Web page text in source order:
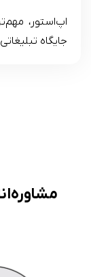
جایگاه
مشاوره